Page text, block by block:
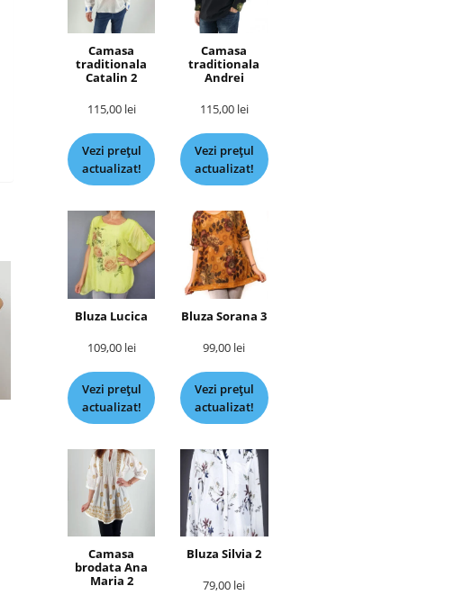
Camasa
traditionala
Catalin 2
115,00 lei
Vezi prețul
actualizat!
Camasa
traditionala
Andrei
115,00 lei
Vezi prețul
actualizat!
Bluza Lucica
109,00 lei
Vezi prețul
actualizat!
Bluza Sorana 3
99,00 lei
Vezi prețul
actualizat!
Camasa
brodata Ana
Maria 2
Bluza Silvia 2
79,00 lei